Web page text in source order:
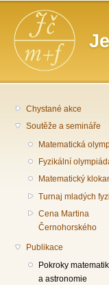
Hlavní menu
Chystané akce
Soutěže a semináře
Matematická
Fyzikální
Matematický
Turnaj mladých
Cena Martina
Černohorského
Publikace
Pokroky
a astronomie